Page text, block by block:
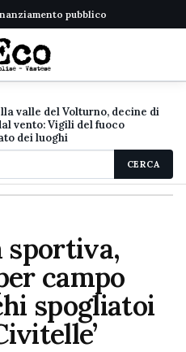
pubblico
valle del Volturno, decine di
vento: Vigili del fuoco
dei luoghi
CERCA
campo
spogliatoi